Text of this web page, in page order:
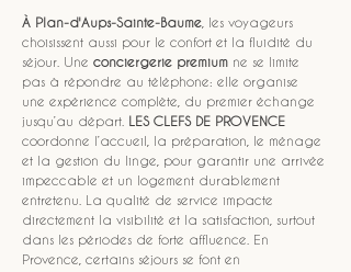
À Plan-d'Aups-Sainte-Baume , les voyageurs
choisissent aussi pour le confort et la fluidité du
séjour. Une conciergerie premium ne se limite
pas à répondre au téléphone: elle organise
une expérience complète, du premier échange
jusqu’au départ. LES CLEFS DE PROVENCE
coordonne l’accueil, la préparation, le ménage
et la gestion du linge, pour garantir une arrivée
impeccable et un logement durablement
entretenu. La qualité de service impacte
directement la visibilité et la satisfaction, surtout
dans les périodes de forte affluence. En
Provence, certains séjours se font en